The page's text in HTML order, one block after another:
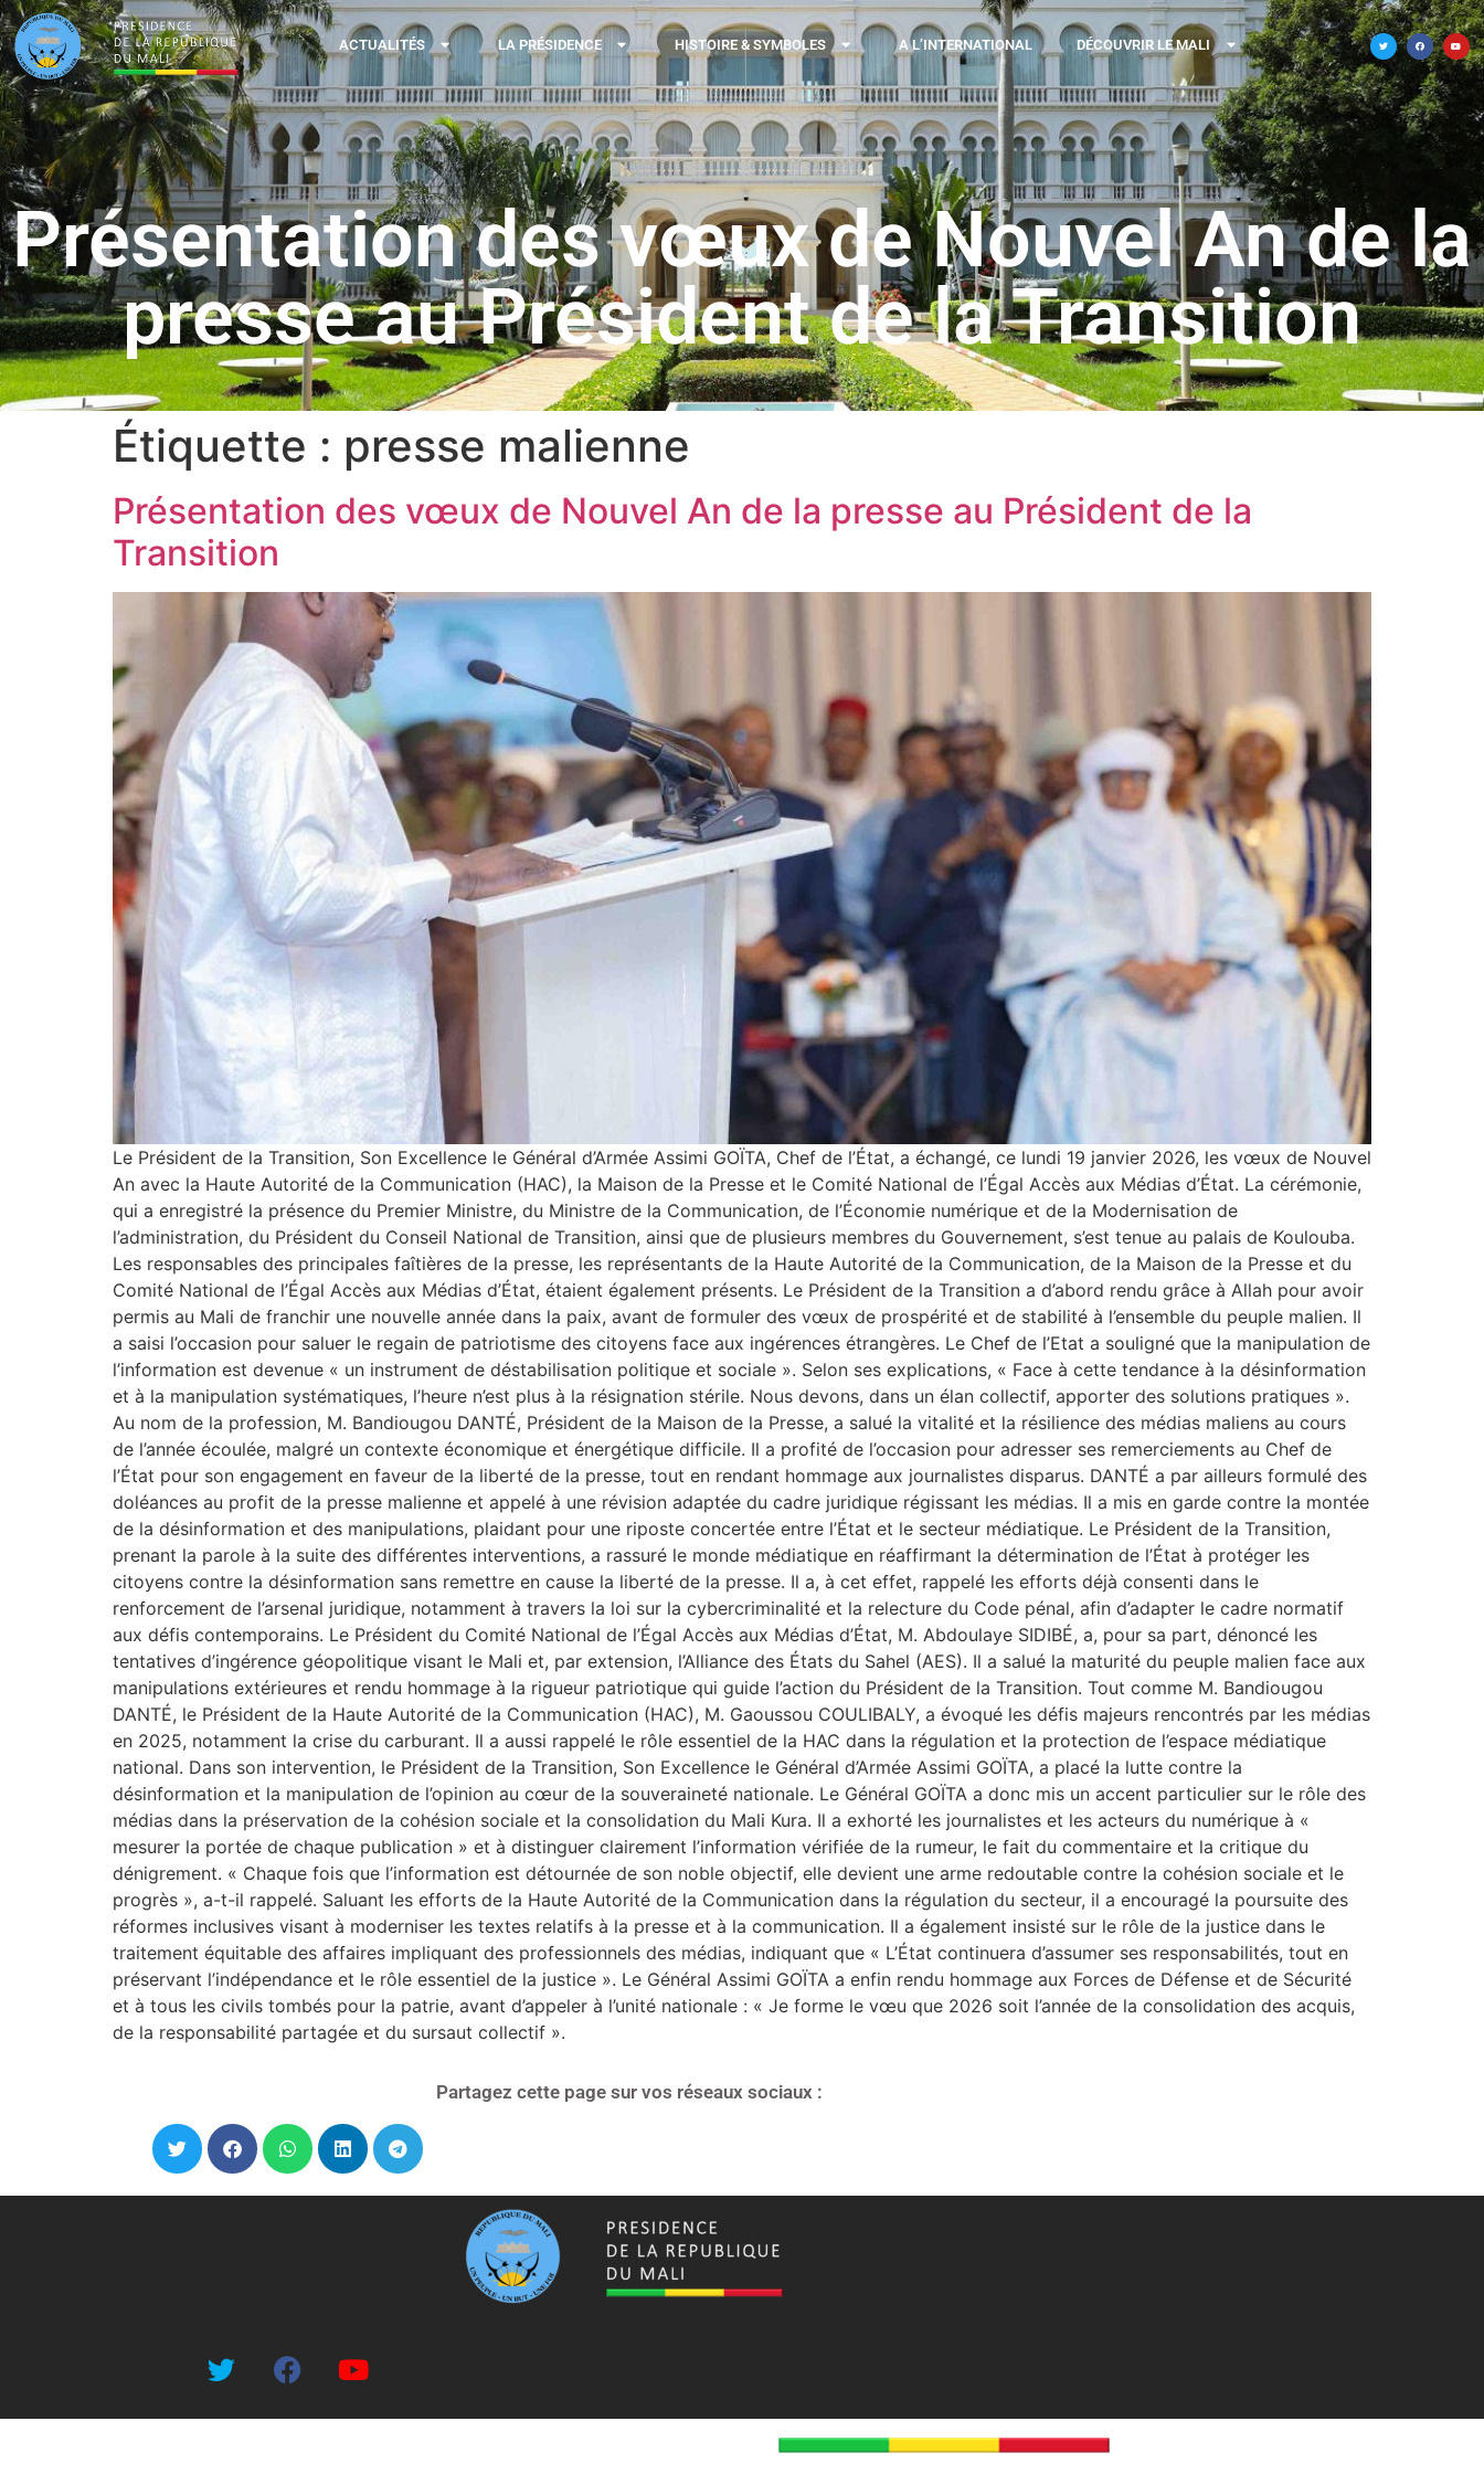
ACTUALITÉS LA PRÉSIDENCE HISTOIRE & SYMBOLES A L’INTERNATIONAL DÉCOUVRIR LE MALI
Présentation des vœux de Nouvel An de la
presse au Président de la Transition
Étiquette : presse malienne
Présentation des vœux de Nouvel An de la presse au Président de la
Transition
Le Président de la Transition, Son Excellence le Général d’Armée Assimi GOÏTA, Chef de l’État, a échangé, ce lundi 19 janvier 2026, les vœux de Nouvel
An avec la Haute Autorité de la Communication (HAC), la Maison de la Presse et le Comité National de l’Égal Accès aux Médias d’État. La cérémonie,
qui a enregistré la présence du Premier Ministre, du Ministre de la Communication, de l’Économie numérique et de la Modernisation de
l’administration, du Président du Conseil National de Transition, ainsi que de plusieurs membres du Gouvernement, s’est tenue au palais de Koulouba.
Les responsables des principales faîtières de la presse, les représentants de la Haute Autorité de la Communication, de la Maison de la Presse et du
Comité National de l’Égal Accès aux Médias d’État, étaient également présents. Le Président de la Transition a d’abord rendu grâce à Allah pour avoir
permis au Mali de franchir une nouvelle année dans la paix, avant de formuler des vœux de prospérité et de stabilité à l’ensemble du peuple malien. Il
a saisi l’occasion pour saluer le regain de patriotisme des citoyens face aux ingérences étrangères. Le Chef de l’Etat a souligné que la manipulation de
l’information est devenue « un instrument de déstabilisation politique et sociale ». Selon ses explications, « Face à cette tendance à la désinformation
et à la manipulation systématiques, l’heure n’est plus à la résignation stérile. Nous devons, dans un élan collectif, apporter des solutions pratiques ».
Au nom de la profession, M. Bandiougou DANTÉ, Président de la Maison de la Presse, a salué la vitalité et la résilience des médias maliens au cours
de l’année écoulée, malgré un contexte économique et énergétique difficile. Il a profité de l’occasion pour adresser ses remerciements au Chef de
l’État pour son engagement en faveur de la liberté de la presse, tout en rendant hommage aux journalistes disparus. DANTÉ a par ailleurs formulé des
doléances au profit de la presse malienne et appelé à une révision adaptée du cadre juridique régissant les médias. Il a mis en garde contre la montée
de la désinformation et des manipulations, plaidant pour une riposte concertée entre l’État et le secteur médiatique. Le Président de la Transition,
prenant la parole à la suite des différentes interventions, a rassuré le monde médiatique en réaffirmant la détermination de l’État à protéger les
citoyens contre la désinformation sans remettre en cause la liberté de la presse. Il a, à cet effet, rappelé les efforts déjà consenti dans le
renforcement de l’arsenal juridique, notamment à travers la loi sur la cybercriminalité et la relecture du Code pénal, afin d’adapter le cadre normatif
aux défis contemporains. Le Président du Comité National de l’Égal Accès aux Médias d’État, M. Abdoulaye SIDIBÉ, a, pour sa part, dénoncé les
tentatives d’ingérence géopolitique visant le Mali et, par extension, l’Alliance des États du Sahel (AES). Il a salué la maturité du peuple malien face aux
manipulations extérieures et rendu hommage à la rigueur patriotique qui guide l’action du Président de la Transition. Tout comme M. Bandiougou
DANTÉ, le Président de la Haute Autorité de la Communication (HAC), M. Gaoussou COULIBALY, a évoqué les défis majeurs rencontrés par les médias
en 2025, notamment la crise du carburant. Il a aussi rappelé le rôle essentiel de la HAC dans la régulation et la protection de l’espace médiatique
national. Dans son intervention, le Président de la Transition, Son Excellence le Général d’Armée Assimi GOÏTA, a placé la lutte contre la
désinformation et la manipulation de l’opinion au cœur de la souveraineté nationale. Le Général GOÏTA a donc mis un accent particulier sur le rôle des
médias dans la préservation de la cohésion sociale et la consolidation du Mali Kura. Il a exhorté les journalistes et les acteurs du numérique à «
mesurer la portée de chaque publication » et à distinguer clairement l’information vérifiée de la rumeur, le fait du commentaire et la critique du
dénigrement. « Chaque fois que l’information est détournée de son noble objectif, elle devient une arme redoutable contre la cohésion sociale et le
progrès », a-t-il rappelé. Saluant les efforts de la Haute Autorité de la Communication dans la régulation du secteur, il a encouragé la poursuite des
réformes inclusives visant à moderniser les textes relatifs à la presse et à la communication. Il a également insisté sur le rôle de la justice dans le
traitement équitable des affaires impliquant des professionnels des médias, indiquant que « L’État continuera d’assumer ses responsabilités, tout en
préservant l’indépendance et le rôle essentiel de la justice ». Le Général Assimi GOÏTA a enfin rendu hommage aux Forces de Défense et de Sécurité
et à tous les civils tombés pour la patrie, avant d’appeler à l’unité nationale : « Je forme le vœu que 2026 soit l’année de la consolidation des acquis,
de la responsabilité partagée et du sursaut collectif ».
Partagez cette page sur vos réseaux sociaux :